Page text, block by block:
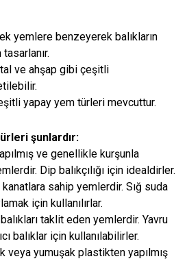
yemlere benzeyerek balıkların
ve ahşap gibi çeşitli
yapay yem türleri mevcuttur.
şunlardır:
ve genellikle kurşunla
Dip balıkçılığı için idealdirler.
kanatlara sahip yemlerdir. Sığ suda
için kullanılırlar.
taklit eden yemlerdir. Yavru
balıklar için kullanılabilirler.
veya yumuşak plastikten yapılmış